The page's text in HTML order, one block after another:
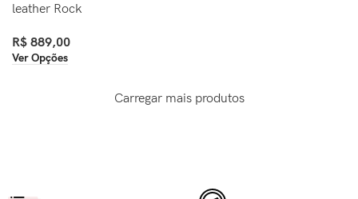
leather Rock
R$ 889,00
Ver Opções
Carregar mais produtos